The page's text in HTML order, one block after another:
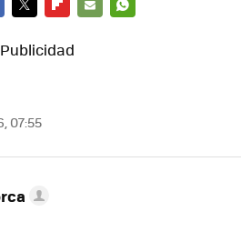
07:55